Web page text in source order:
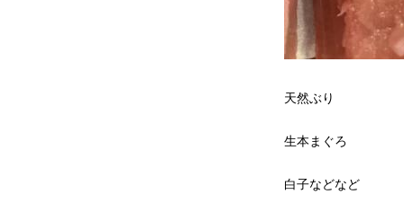
天然ぶり
生本まぐろ
白子などなど